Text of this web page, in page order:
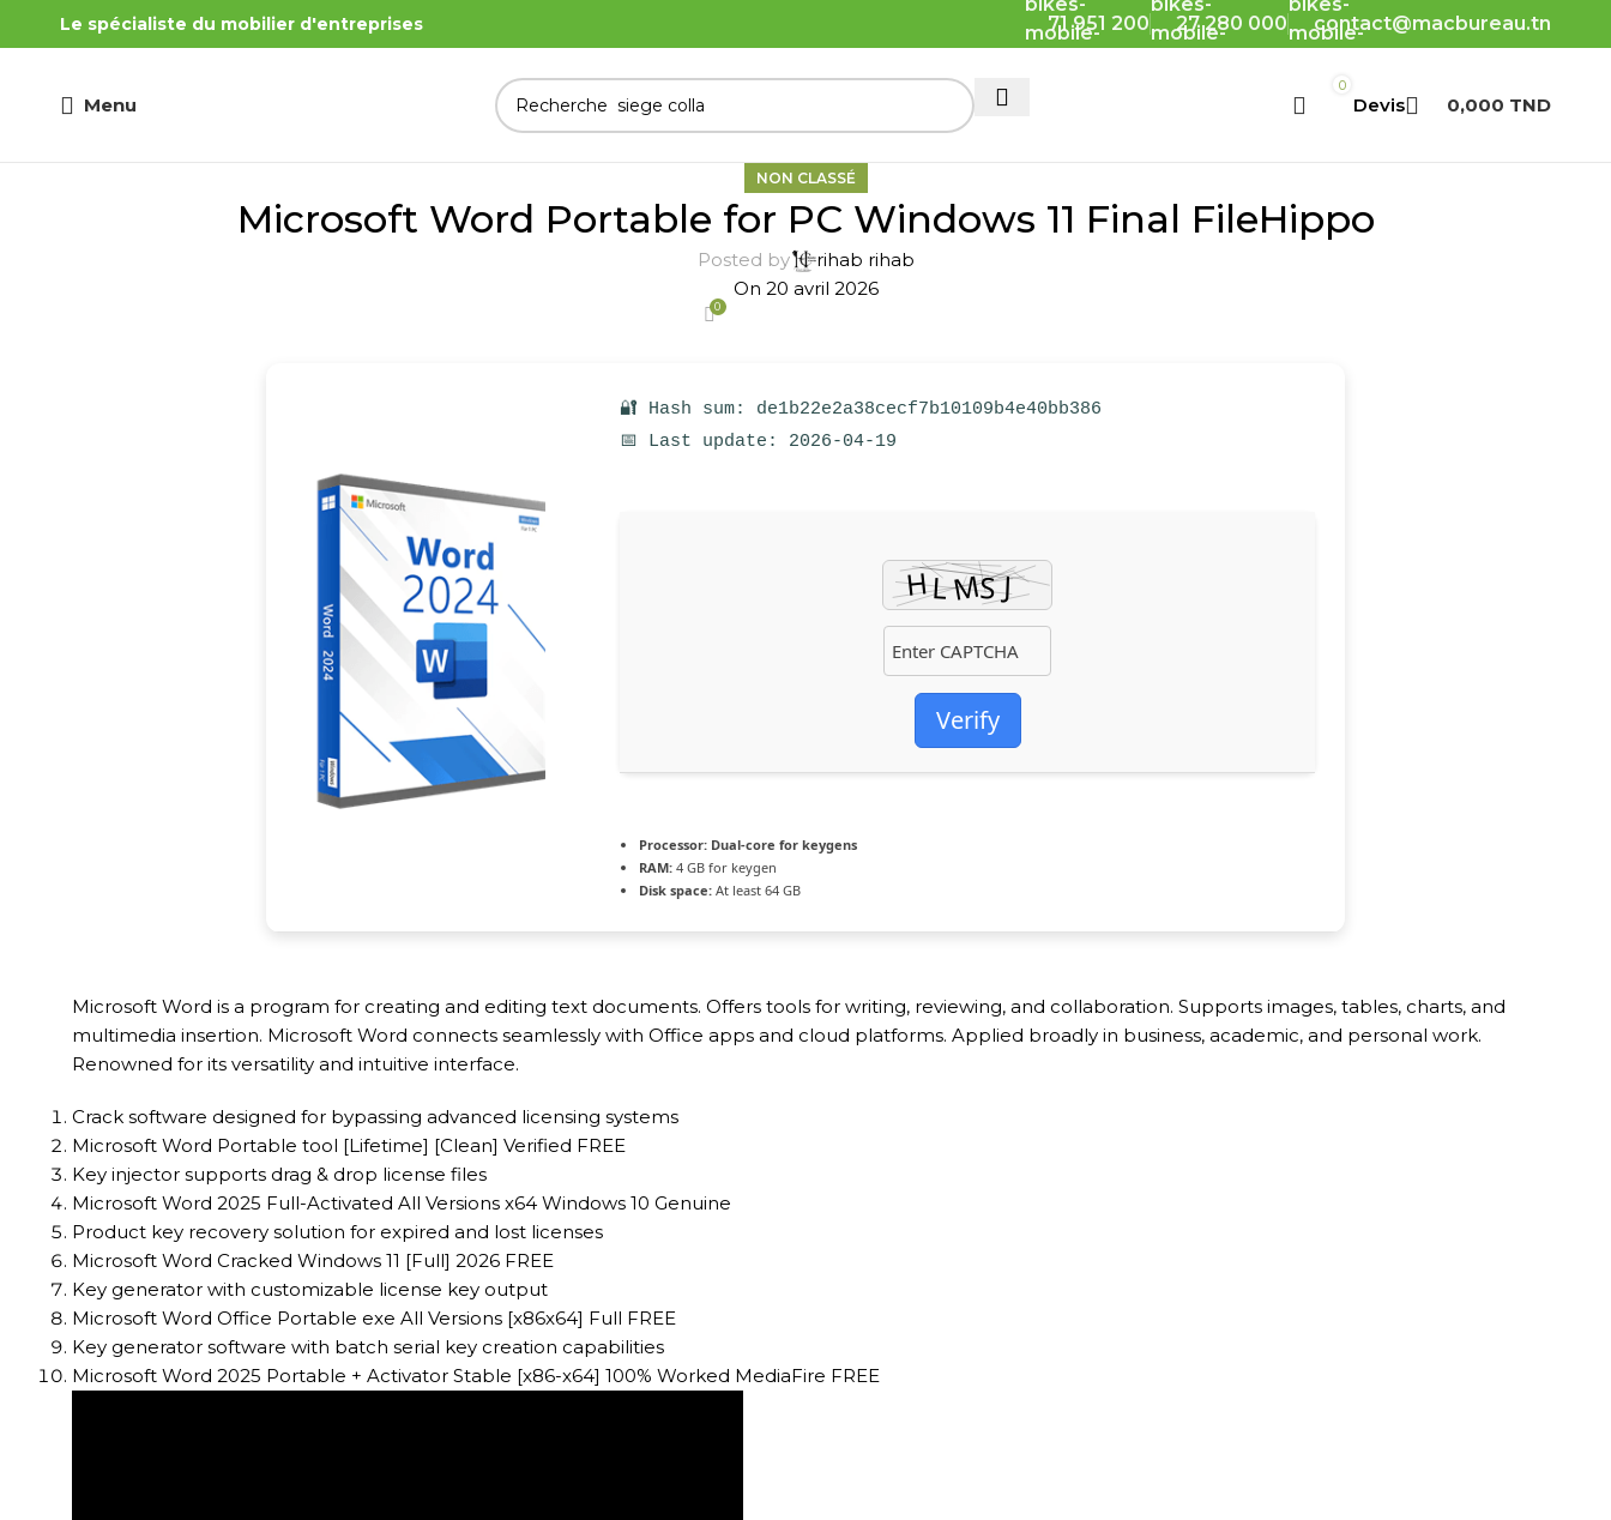
Le spécialiste du mobilier d'entreprises 71 951 200 27 280 000 contact@macbureau.tn
Menu
0
0,000 TND
NON CLASSÉ
Microsoft Word Portable for PC Windows 11 Final FileHippo
Posted by
rihab rihab
On 20 avril 2026
0
🔐 Hash sum: de1b22e2a38cecf7b10109b4e40bb386
📅 Last update: 2026-04-19
Verify
Processor: Dual-core for keygens
RAM: 4 GB for keygen
Disk space: At least 64 GB
Microsoft Word is a program for creating and editing text documents. Offers tools for writing, reviewing, and collaboration. Supports images, tables, charts, and
multimedia insertion. Microsoft Word connects seamlessly with Office apps and cloud platforms. Applied broadly in business, academic, and personal work.
Renowned for its versatility and intuitive interface.
Crack software designed for bypassing advanced licensing systems
Microsoft Word Portable tool [Lifetime] [Clean] Verified FREE
Key injector supports drag & drop license files
Microsoft Word 2025 Full-Activated All Versions x64 Windows 10 Genuine
Product key recovery solution for expired and lost licenses
Microsoft Word Cracked Windows 11 [Full] 2026 FREE
Key generator with customizable license key output
Microsoft Word Office Portable exe All Versions [x86x64] Full FREE
Key generator software with batch serial key creation capabilities
Microsoft Word 2025 Portable + Activator Stable [x86-x64] 100% Worked MediaFire FREE